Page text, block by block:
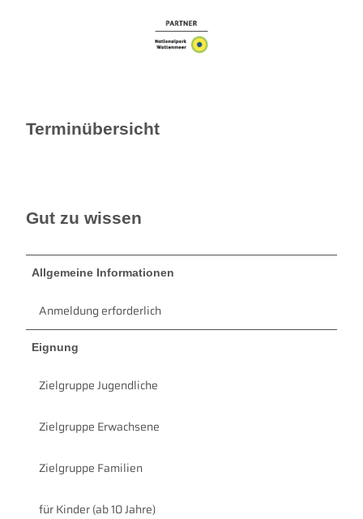
n
g
Terminübersicht
Gut zu wissen
Allgemeine Informationen
Anmeldung erforderlich
Eignung
Zielgruppe Jugendliche
Zielgruppe Erwachsene
Zielgruppe Familien
für Kinder (ab 10 Jahre)